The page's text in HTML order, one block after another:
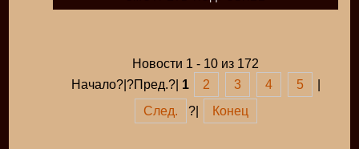
Новости 1 - 10 из 172
Начало?|?Пред.?| 1 2 3 4 5
|
След.
?| Конец